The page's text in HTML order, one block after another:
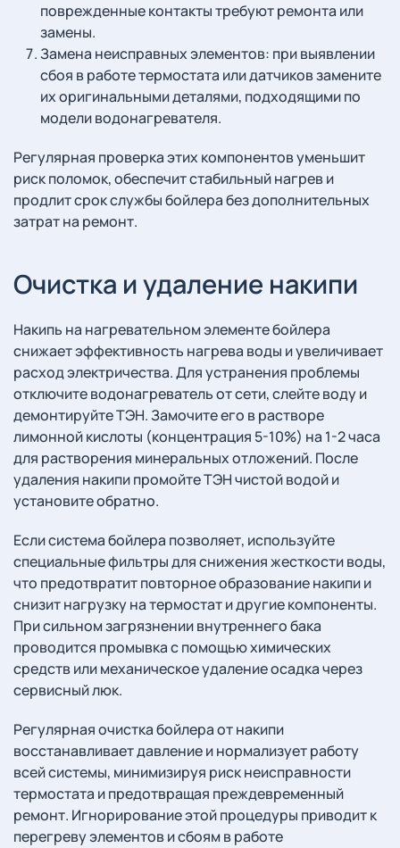
поврежденные контакты требуют ремонта или
замены.
Замена неисправных элементов: при выявлении
сбоя в работе термостата или датчиков замените
их оригинальными деталями, подходящими по
модели водонагревателя.
Регулярная проверка этих компонентов уменьшит
риск поломок, обеспечит стабильный нагрев и
продлит срок службы бойлера без дополнительных
затрат на ремонт.
Очистка и удаление накипи
Накипь на нагревательном элементе бойлера
снижает эффективность нагрева воды и увеличивает
расход электричества. Для устранения проблемы
отключите водонагреватель от сети, слейте воду и
демонтируйте ТЭН. Замочите его в растворе
лимонной кислоты (концентрация 5-10%) на 1-2 часа
для растворения минеральных отложений. После
удаления накипи промойте ТЭН чистой водой и
установите обратно.
Если система бойлера позволяет, используйте
специальные фильтры для снижения жесткости воды,
что предотвратит повторное образование накипи и
снизит нагрузку на термостат и другие компоненты.
При сильном загрязнении внутреннего бака
проводится промывка с помощью химических
средств или механическое удаление осадка через
сервисный люк.
Регулярная очистка бойлера от накипи
восстанавливает давление и нормализует работу
всей системы, минимизируя риск неисправности
термостата и предотвращая преждевременный
ремонт. Игнорирование этой процедуры приводит к
перегреву элементов и сбоям в работе